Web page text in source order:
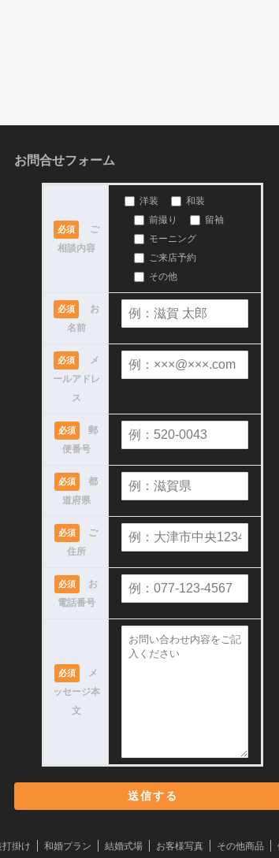
お問合せフォーム
必須
ご
相談内容
洋装
和装
前撮り
留袖
モーニング
ご来店予約
その他
必須
お
名前
必須
メ
ールアドレ
ス
必須
郵
便番号
必須
都
道府県
必須
ご
住所
必須
お
電話番号
必須
メ
ッセージ本
文
打掛け 和婚プラン 結婚式場 お客様写真 その他商品